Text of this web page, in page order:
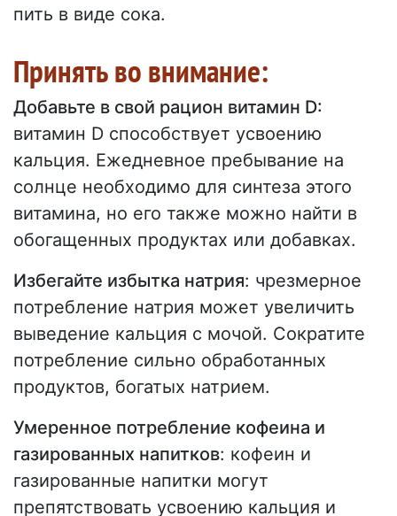
пить в виде сока.
Принять во внимание:
Добавьте в свой рацион витамин D:
витамин D способствует усвоению
кальция. Ежедневное пребывание на
солнце необходимо для синтеза этого
витамина, но его также можно найти в
обогащенных продуктах или добавках.
Избегайте избытка натрия: чрезмерное
потребление натрия может увеличить
выведение кальция с мочой. Сократите
потребление сильно обработанных
продуктов, богатых натрием.
Умеренное потребление кофеина и
газированных напитков: кофеин и
газированные напитки могут
препятствовать усвоению кальция и